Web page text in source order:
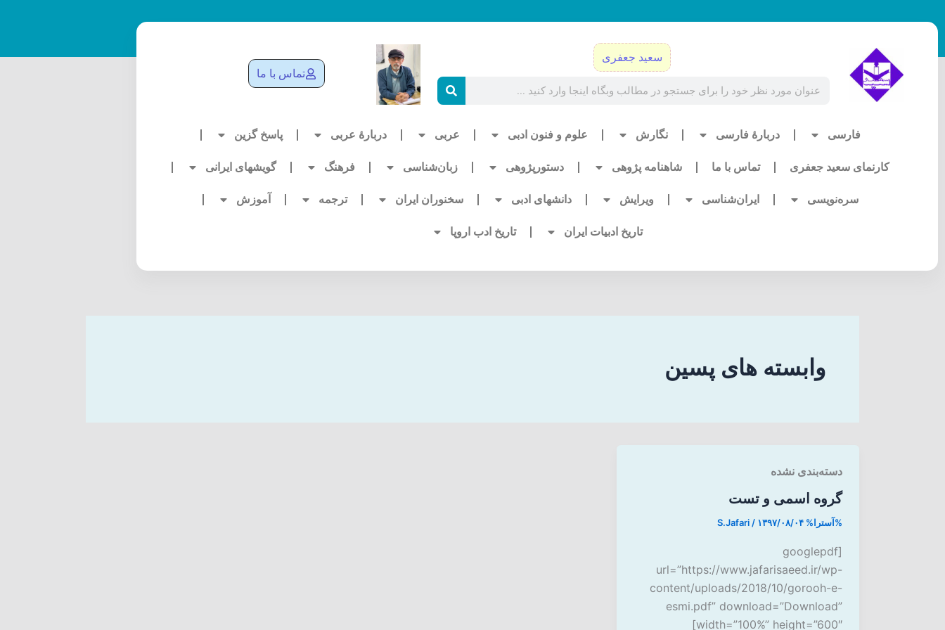
به
سعید جعفری
تماس با ما
فارسی دربارۀ فارسی نگارش علوم و فنون ادبی عربی دربارۀ عربی پاسخ گزین
کارنمای سعید جعفری تماس با ما شاهنامه پژوهی دستورپژوهی زبان‌شناسی فرهنگ گویشهای ایرانی
سره‌نویسی ایران‌شناسی ویرایش دانشهای ادبی سخنوران ایران ترجمه آموزش
تاریخ ادبیات ایران تاریخ ادب اروپا
وابسته های پسین
دسته‌بندی نشده
گروه اسمی و تست
%آسترا% S.Jafari / ۱۳۹۷/۰۸/۰۴
[googlepdf
url=”https://www.jafarisaeed.ir/wp-
content/uploads/2018/10/gorooh-e-
esmi.pdf” download=”Download”
width=”100%” height=”600″]